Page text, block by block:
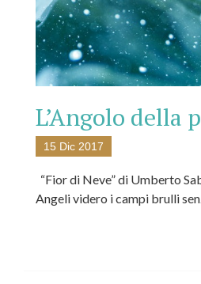
L’Angolo della
15 Dic 2017
“Fior di Neve” di Umberto
Angeli videro i campi brulli